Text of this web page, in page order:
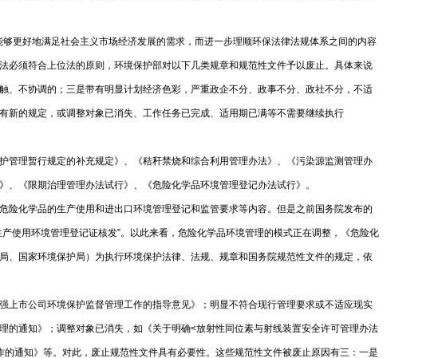
更好地满足社会主义市场经济发展的需求，而进一步理顺环保法律法规体系之间的内容
须符合上位法的原则，环境保护部对以下几类规章和规范性文件予以废止。具体来说
不协调的；三是带有明显计划经济色彩，严重政企不分、政事不分、政社不分，不适
的规定，或调整对象已消失、工作任务已完成、适用期已满等不需要继续执行
理暂行规定的补充规定》、《秸秆禁烧和综合利用管理办法》、《污染源监测管理办
法》、《限期治理管理办法试行》、《危险化学品环境管理登记办法试行》。
化学品的生产使用和进出口环境管理登记和监管要求等内容。但是之前国务院发布的
使用环境管理登记证核发”。以此来看，危险化学品环境管理的模式正在调整，《危险化
国家环境保护局）为执行环境保护法律、法规、规章和国务院规范性文件的规定，依
市公司环境保护监督管理工作的指导意见》；明显不符合现行管理要求或不适应现实
通知》；调整对象已消失，如《关于明确<放射性同位素与射线装置安全许可管理办法
通知》等。对此，废止规范性文件具有必要性。这些规范性文件被废止原因有三：一是